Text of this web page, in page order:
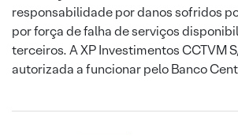
responsabilidade por danos sofridos
por força de falha de serviços
terceiros. A XP Investimentos CCTVM
autorizada a funcionar pelo Banco